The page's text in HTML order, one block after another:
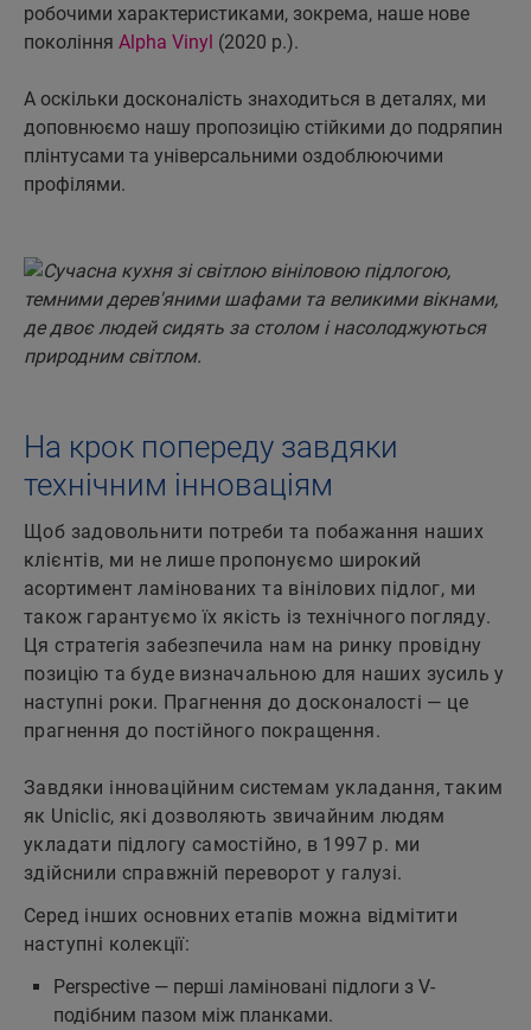
робочими характеристиками, зокрема, наше нове
покоління Alpha Vinyl (2020 р.).
А оскільки досконалість знаходиться в деталях, ми
доповнюємо нашу пропозицію стійкими до подряпин
плінтусами та універсальними оздоблюючими
профілями.
На крок попереду завдяки
технічним інноваціям
Щоб задовольнити потреби та побажання наших
клієнтів, ми не лише пропонуємо широкий
асортимент ламінованих та вінілових підлог, ми
також гарантуємо їх якість із технічного погляду.
Ця стратегія забезпечила нам на ринку провідну
позицію та буде визначальною для наших зусиль у
наступні роки. Прагнення до досконалості — це
прагнення до постійного покращення.
Завдяки інноваційним системам укладання, таким
як Uniclic, які дозволяють звичайним людям
укладати підлогу самостійно, в 1997 р. ми
здійснили справжній переворот у галузі.
Серед інших основних етапів можна відмітити
наступні колекції:
Perspective — перші ламіновані підлоги з V-
подібним пазом між планками.